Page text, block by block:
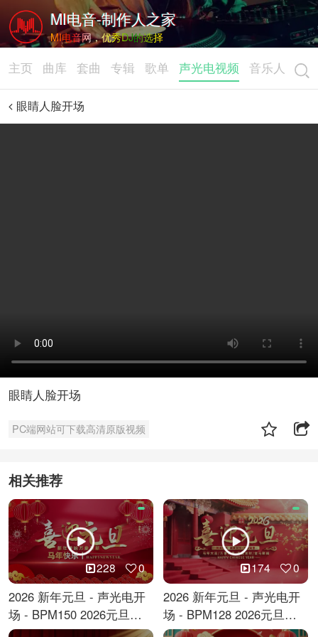
MI电音-制作人之家
MI电音网，优秀DJ的选择
主页 曲库 套曲 专辑 歌单 声光电视频 音乐人
眼睛人脸开场
眼睛人脸开场
PC端网站可下载高清原版视频
相关推荐
228 0
2026 新年元旦 - 声光电开
场 - BPM150 2026元旦跨
年倒计时
174 0
2026 新年元旦 - 声光电开
场 - BPM128 2026元旦马
年